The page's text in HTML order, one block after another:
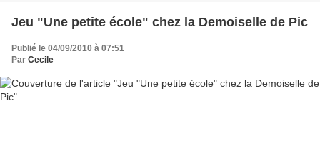
Jeu "Une petite école" chez la Demoiselle de Pic
Publié le 04/09/2010 à 07:51
Par Cecile